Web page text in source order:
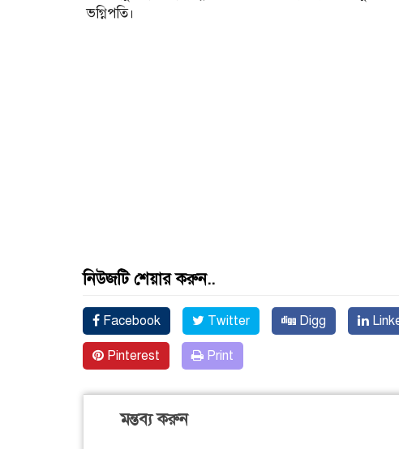
ভগ্নিপতি।
নিউজটি শেয়ার করুন..
Facebook Twitter Digg
Pinterest Print
মন্তব্য করুন